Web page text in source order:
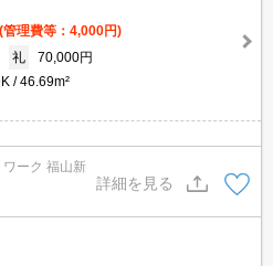
(管理費等：4,000円)
礼
70,000円
46.69m²
ーク 福山新
詳細を見る